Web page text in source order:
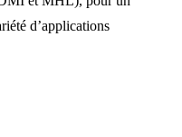
d’applications